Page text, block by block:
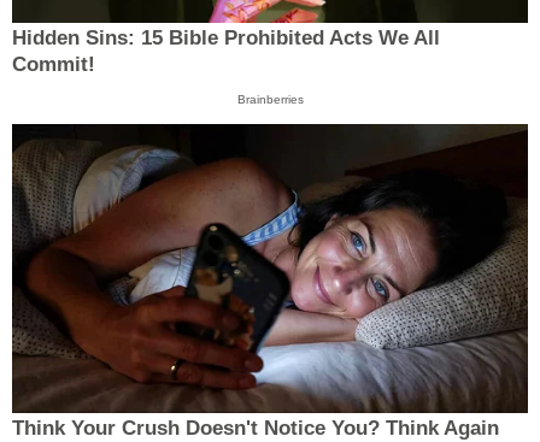
Hidden Sins: 15 Bible Prohibited Acts We All
Commit!
Brainberries
Think Your Crush Doesn't Notice You? Think Again